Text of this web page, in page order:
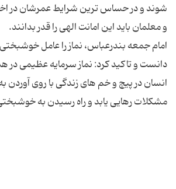
شوند و در حساس ترین شرایط عمرشان در
امام جمعه بندرعباس، نماز را عامل
دانست و تاکید کرد: نماز سرمایه عظیمی
انسان در پیچ و خم های زندگی با روی آوردن به